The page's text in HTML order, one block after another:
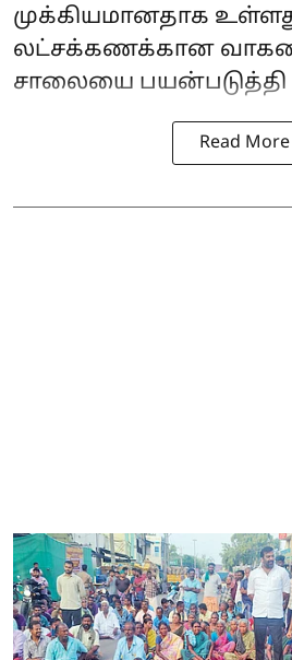
முக்கியமானதாக
லட்சக்கணக்கான
சாலையை பயன்படுத்தி
Read More